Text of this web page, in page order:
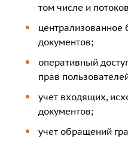
том числе и
централизованное
документов;
оперативный
прав
учет входящих,
документов;
учет обращений